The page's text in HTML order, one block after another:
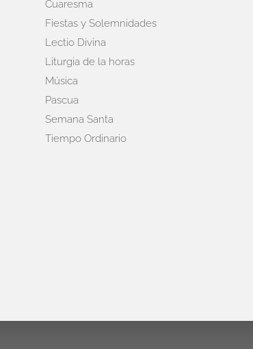
Cuaresma
Fiestas y Solemnidades
Lectio Divina
Liturgia de la horas
Música
Pascua
Semana Santa
Tiempo Ordinario